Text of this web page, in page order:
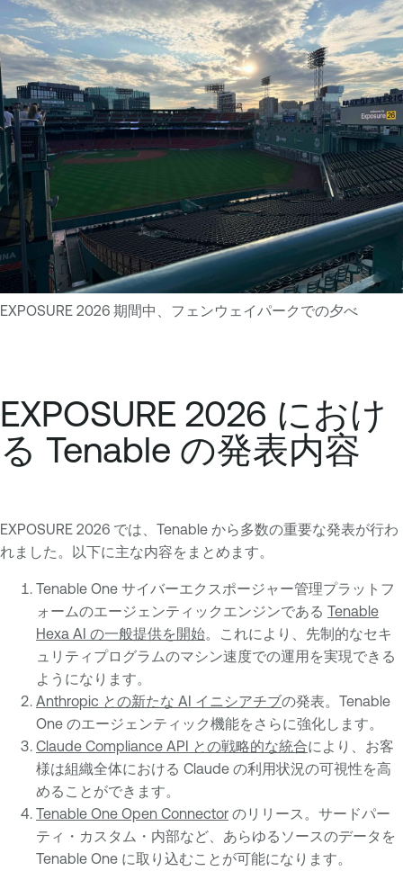
EXPOSURE 2026 期間中、フェンウェイパークでの夕べ
EXPOSURE 2026 におけ
る Tenable の発表内容
EXPOSURE 2026 では、Tenable から多数の重要な発表が行わ
れました。以下に主な内容をまとめます。
Tenable One サイバーエクスポージャー管理プラットフ
ォームのエージェンティックエンジンである Tenable
Hexa AI の一般提供を開始。これにより、先制的なセキ
ュリティプログラムのマシン速度での運用を実現できる
ようになります。
Anthropic との新たな AI イニシアチブの発表。Tenable
One のエージェンティック機能をさらに強化します。
Claude Compliance API との戦略的な統合により、お客
様は組織全体における Claude の利用状況の可視性を高
めることができます。
Tenable One Open Connector のリリース。サードパー
ティ・カスタム・内部など、あらゆるソースのデータを
Tenable One に取り込むことが可能になります。